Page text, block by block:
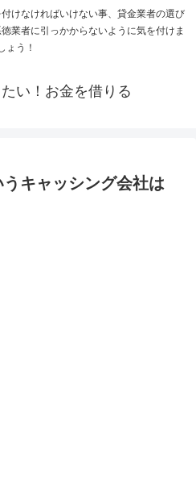
けなければいけない事、貸金業者の選び
業者に引っかからないように気を付けま
ょう！
い！お金を借りる
キャッシング会社は